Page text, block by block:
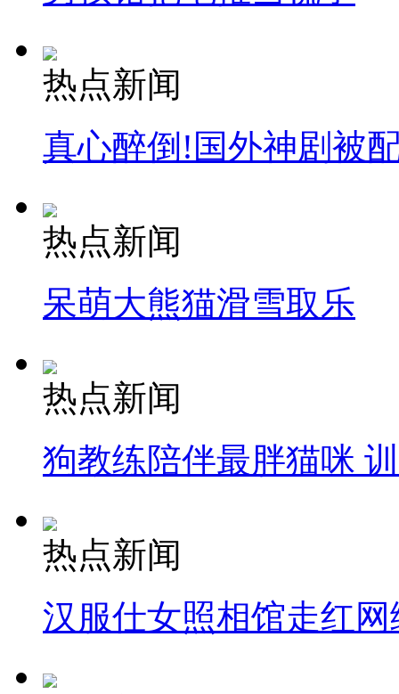
热点新闻
真心醉倒!国外神剧被
热点新闻
呆萌大熊猫滑雪取乐
热点新闻
狗教练陪伴最胖猫咪
热点新闻
汉服仕女照相馆走红网